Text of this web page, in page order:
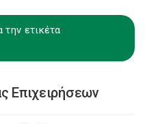
ετικέτα
Επιχειρήσεων